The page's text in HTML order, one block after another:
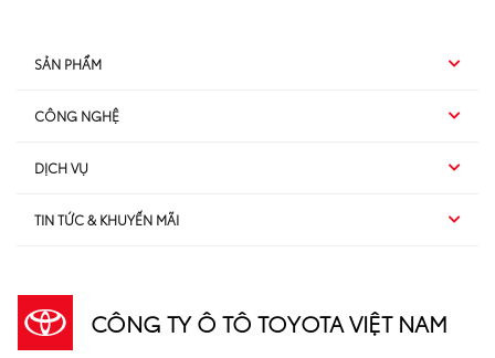
SẢN PHẨM
Hybrid EV
SUV
Sedan
Bán tải
CÔNG NGHỆ
Hybrid
TSS
DỊCH VỤ
Dịch vụ sau bán hàng
Bảo hiểm Toyota
TIN TỨC & KHUYẾN MÃI
Khuyến mãiCÔNG TY Ô TÔ TOYOTA VIỆT NAM